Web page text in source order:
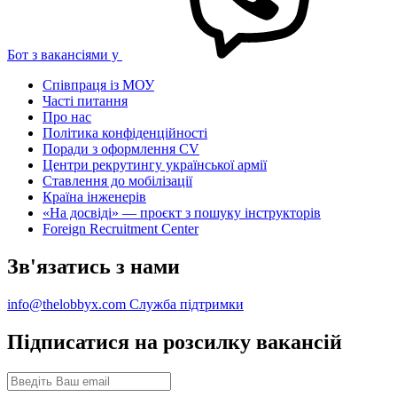
Бот з вакансіями у
Співпраця із МОУ
Часті питання
Про нас
Політика конфіденційності
Поради з оформлення CV
Центри рекрутингу української армії
Ставлення до мобілізації
Країна інженерів
«На досвіді» — проєкт з пошуку інструкторів
Foreign Recruitment Center
Зв'язатись з нами
info@thelobbyx.com Служба підтримки
Підписатися на розсилку вакансій